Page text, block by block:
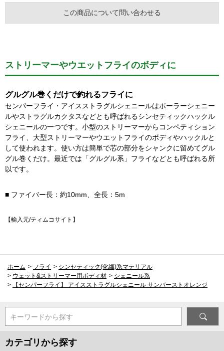
この商品について問い合わせる
ストリーマーやウエットフライのボディに
グルグル巻くだけで釣れるフライに
センパーフライ・アイスストラグルシェニールはポーラーシェニー
ルやストラグルカクタスなどとも呼ばれるシンセティックハックル
シェニールの一つです。小型のストリーマーからコンペティション
フライ、大型ストリーマーやウエットフライのボディやハックルと
して使われます。使い方は簡単で芯の部分をシャンクに留めてグル
グル巻くだけ。最近では「グルグル系」フライなどとも呼ばれる所
以です。
■ ファイバー長：約10mm、全長：5m
【輸入元/ティムコサイト】
ホーム > フライ > シンセティック(化繊)系マテリアル
> ウェット&ストリーマー用ボディ材 > シェニール系
>
【センパーフライ】 アイスストラグルシェニール サンバーストオレンジ
キーワードから探す
カテゴリから探す